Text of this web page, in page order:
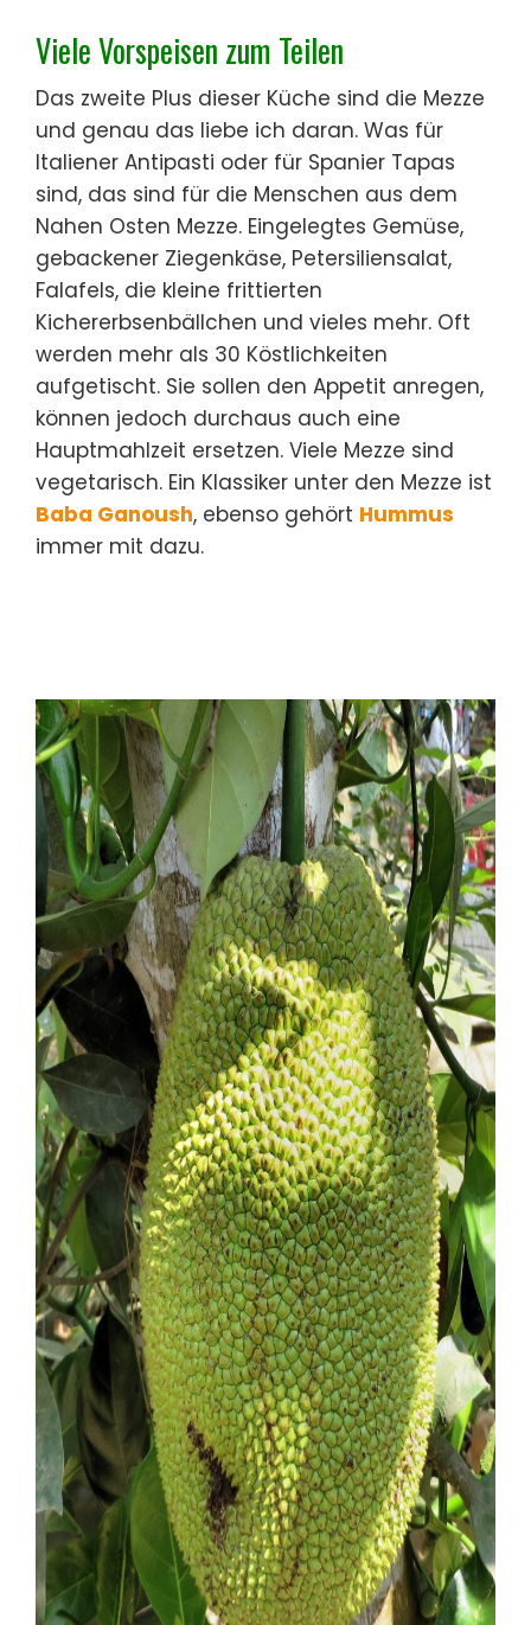
Viele Vorspeisen zum Teilen
Das zweite Plus dieser Küche sind die Mezze
und genau das liebe ich daran. Was für
Italiener Antipasti oder für Spanier Tapas
sind, das sind für die Menschen aus dem
Nahen Osten Mezze. Eingelegtes Gemüse,
gebackener Ziegenkäse, Petersiliensalat,
Falafels, die kleine frittierten
Kichererbsenbällchen und vieles mehr. Oft
werden mehr als 30 Köstlichkeiten
aufgetischt. Sie sollen den Appetit anregen,
können jedoch durchaus auch eine
Hauptmahlzeit ersetzen. Viele Mezze sind
vegetarisch. Ein Klassiker unter den Mezze ist
Baba Ganoush, ebenso gehört Hummus
immer mit dazu.